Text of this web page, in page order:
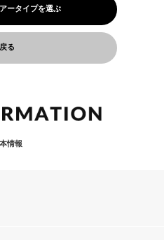
ータイプを選ぶ
戻る
情報